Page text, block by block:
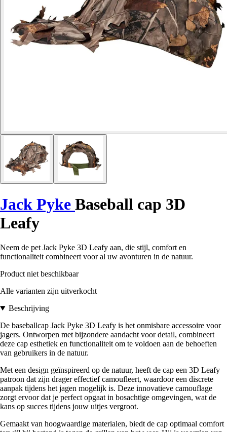
Jack Pyke Baseball cap 3D
Leafy
Neem de pet Jack Pyke 3D Leafy aan, die stijl, comfort en
functionaliteit combineert voor al uw avonturen in de natuur.
Product niet beschikbaar
Alle varianten zijn uitverkocht
Beschrijving
De baseballcap Jack Pyke 3D Leafy is het onmisbare accessoire voor
jagers. Ontworpen met bijzondere aandacht voor detail, combineert
deze cap esthetiek en functionaliteit om te voldoen aan de behoeften
van gebruikers in de natuur.
Met een design geïnspireerd op de natuur, heeft de cap een 3D Leafy
patroon dat zijn drager effectief camoufleert, waardoor een discrete
aanpak tijdens het jagen mogelijk is. Deze innovatieve camouflage
zorgt ervoor dat je perfect opgaat in bosachtige omgevingen, wat de
kans op succes tijdens jouw uitjes vergroot.
Gemaakt van hoogwaardige materialen, biedt de cap optimaal comfort